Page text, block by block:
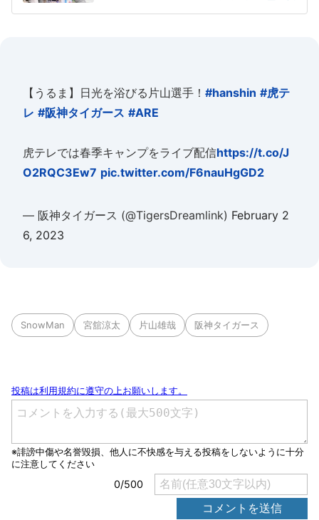
【うるま】日光を浴びる片山選手！ #hanshin #虎テ
レ #阪神タイガース #ARE
虎テレでは春季キャンプをライブ配信https://t.co/J
O2RQC3Ew7 pic.twitter.com/F6nauHgGD2
— 阪神タイガース (@TigersDreamlink) February 2
6, 2023
SnowMan 宮舘涼太 片山雄哉 阪神タイガース